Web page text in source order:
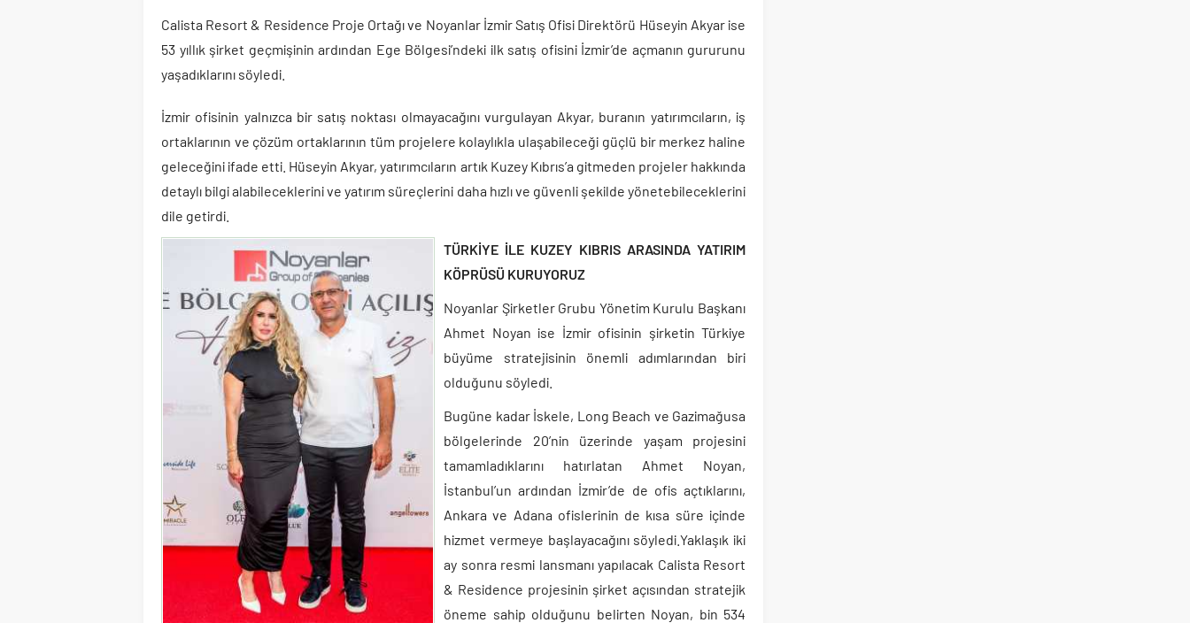
Calista Resort & Residence Proje Ortağı ve Noyanlar İzmir Satış Ofisi Direktörü Hüseyin Akyar ise
53 yıllık şirket geçmişinin ardından Ege Bölgesi’ndeki ilk satış ofisini İzmir’de açmanın gururunu
yaşadıklarını söyledi.
İzmir ofisinin yalnızca bir satış noktası olmayacağını vurgulayan Akyar, buranın yatırımcıların, iş
ortaklarının ve çözüm ortaklarının tüm projelere kolaylıkla ulaşabileceği güçlü bir merkez haline
geleceğini ifade etti. Hüseyin Akyar, yatırımcıların artık Kuzey Kıbrıs’a gitmeden projeler hakkında
detaylı bilgi alabileceklerini ve yatırım süreçlerini daha hızlı ve güvenli şekilde yönetebileceklerini
dile getirdi.
TÜRKİYE İLE KUZEY KIBRIS ARASINDA YATIRIM
KÖPRÜSÜ KURUYORUZ
Noyanlar Şirketler Grubu Yönetim Kurulu Başkanı
Ahmet Noyan ise İzmir ofisinin şirketin Türkiye
büyüme stratejisinin önemli adımlarından biri
olduğunu söyledi.
Bugüne kadar İskele, Long Beach ve Gazimağusa
bölgelerinde 20’nin üzerinde yaşam projesini
tamamladıklarını hatırlatan Ahmet Noyan,
İstanbul’un ardından İzmir’de de ofis açtıklarını,
Ankara ve Adana ofislerinin de kısa süre içinde
hizmet vermeye başlayacağını söyledi.Yaklaşık iki
ay sonra resmi lansmanı yapılacak Calista Resort
& Residence projesinin şirket açısından stratejik
öneme sahip olduğunu belirten Noyan, bin 534